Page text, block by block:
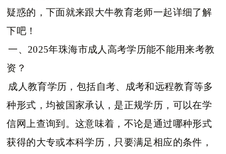
疑惑的，下面就来跟大牛教育老师一起详细了解
下吧！
一、2025年珠海市成人高考学历能不能用来考教
资？
成人教育学历，包括自考、成考和远程教育等多
种形式，均被国家承认，是正规学历，可以在学
信网上查询到。这意味着，不论是通过哪种形式
获得的大专或本科学历，只要满足相应的条件，